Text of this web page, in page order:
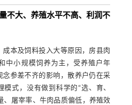
不大、养殖水平不高、利润不
成本及饲料投入大等原因，房县肉
中小规模饲养为主，受养殖户年
念参差不齐的影响，散养户仍在采
模式，没有做到科学的“选、育、
、屠宰率、牛肉品质偏低，养殖效